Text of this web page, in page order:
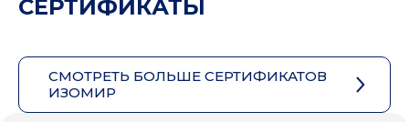
СЕРТИФИКАТЫ
СМОТРЕТЬ БОЛЬШЕ СЕРТИФИКАТОВ
ИЗОМИР